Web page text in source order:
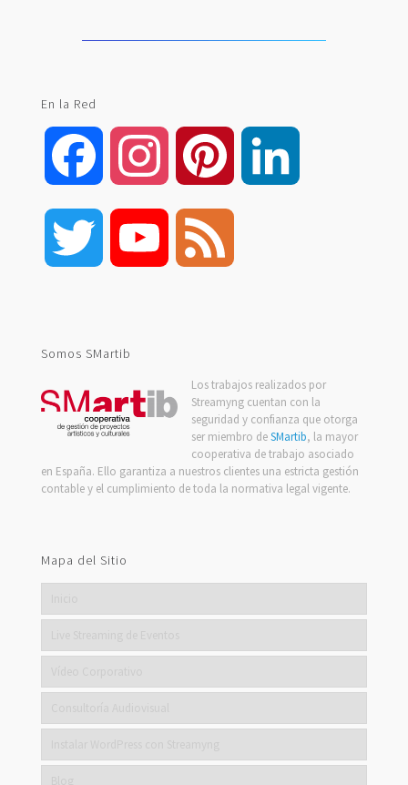
En la Red
Facebook Instagram Pinterest
Twitter YouTube
Somos SMartib
Los trabajos realizados por
Streamyng cuentan con la
seguridad y confianza que otorga
ser miembro deSMartib, la mayor
cooperativa de trabajo asociado
en España. Ello garantiza a nuestros clientes una estricta gestión
contable y el cumplimiento de toda la normativa legal vigente.
Mapa del Sitio